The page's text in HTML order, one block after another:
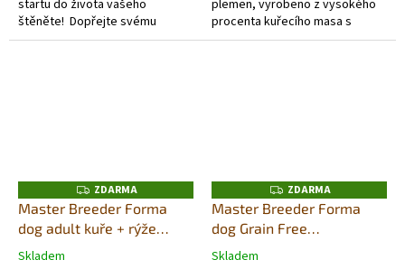
startu do života vašeho
štěněte! Dopřejte svému
malému chlupatému
plemen, vyrobeno z vysokého
procenta kuřecího masa s
Chondroitinem sulfátem a
Z
D
A
R
ZDARMA
Master Breeder Forma
dog adult kuře + rýže
small 20kg
Průměrné
Skladem
Z
D
A
R
ZDARMA
Master Breeder Forma
dog Grain Free
losos+jehně med/max
Průměrné
Skladem